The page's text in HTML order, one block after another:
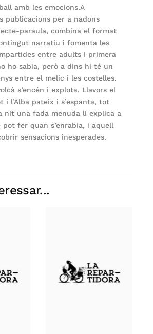
amb les emocions.A
publicacions per a nadons
paraula, combina el format
narratiu i fomenta les
entre adults i primera
ho sabia, però a dins hi té un
entre el melic i les costelles.
s’encén i explota. Llavors el
i l’Alba pateix i s’espanta, tot
nit una fada menuda li explica a
pot fer quan s’enrabia, i aquell
sensacions inesperades.